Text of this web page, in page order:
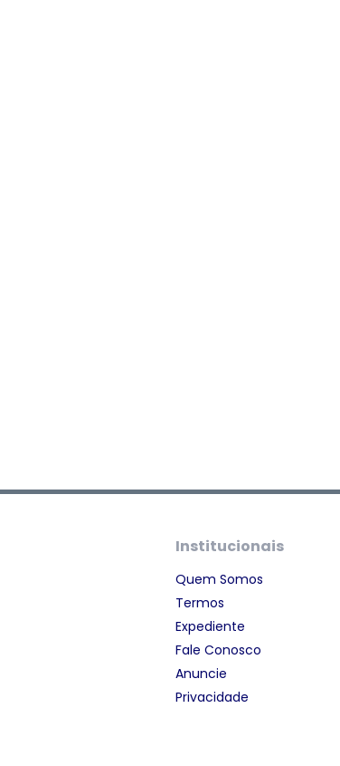
Institucionais
Quem Somos
Termos
Expediente
Fale Conosco
Anuncie
Privacidade